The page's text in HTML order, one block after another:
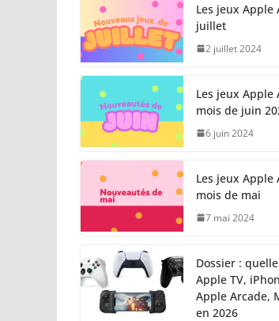
Les jeux Apple
juillet
2 juillet 2024
Les jeux Apple
mois de juin
6 juin 2024
Les jeux Apple
mois de mai
7 mai 2024
Dossier :
Apple TV,
Apple Arcade,
en 2026